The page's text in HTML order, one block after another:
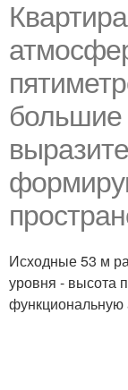
большие
Исходные 53 м
уровня - высота
функциональную